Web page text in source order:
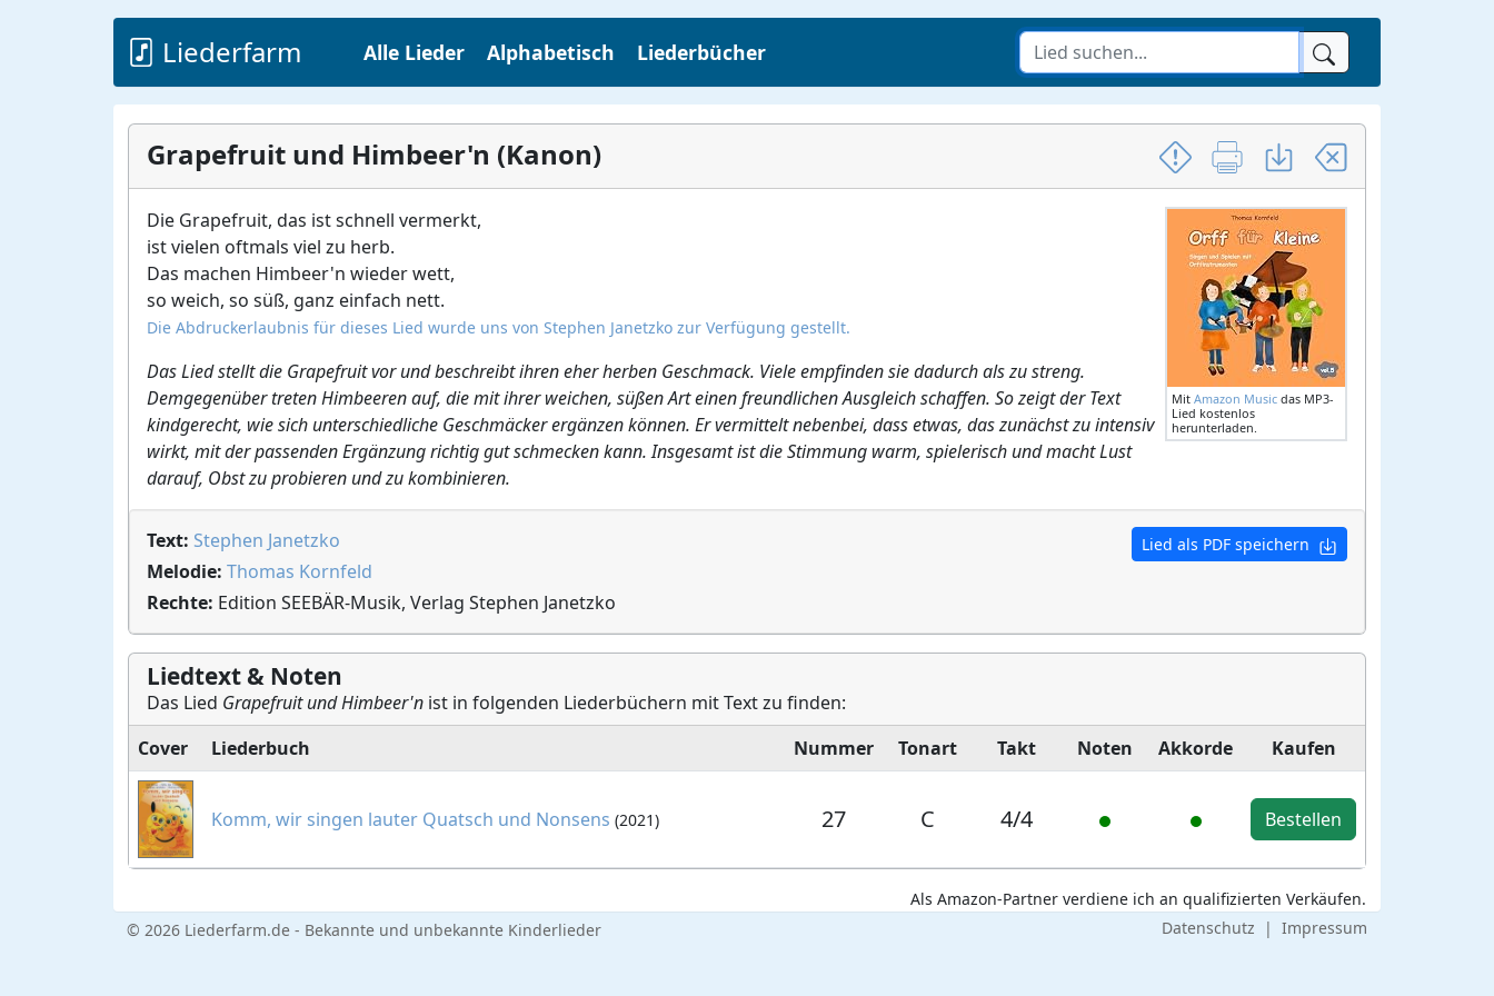
Liederfarm Alle Lieder Alphabetisch Liederbücher
Grapefruit und Himbeer'n (Kanon)
Mit Amazon Music das MP3-
Lied kostenlos
herunterladen.
Die Grapefruit, das ist schnell vermerkt,
ist vielen oftmals viel zu herb.
Das machen Himbeer'n wieder wett,
so weich, so süß, ganz einfach nett.
Die Abdruckerlaubnis für dieses Lied wurde uns von Stephen Janetzko zur Verfügung gestellt.
Das Lied stellt die Grapefruit vor und beschreibt ihren eher herben Geschmack. Viele empfinden sie dadurch als zu streng.
Demgegenüber treten Himbeeren auf, die mit ihrer weichen, süßen Art einen freundlichen Ausgleich schaffen. So zeigt der Text
kindgerecht, wie sich unterschiedliche Geschmäcker ergänzen können. Er vermittelt nebenbei, dass etwas, das zunächst zu intensiv
wirkt, mit der passenden Ergänzung richtig gut schmecken kann. Insgesamt ist die Stimmung warm, spielerisch und macht Lust
darauf, Obst zu probieren und zu kombinieren.
Lied als PDF speichern
Text: Stephen Janetzko
Melodie: Thomas Kornfeld
Rechte: Edition SEEBÄR-Musik, Verlag Stephen Janetzko
Liedtext & Noten
Das Lied Grapefruit und Himbeer'n ist in folgenden Liederbüchern mit Text zu finden:
Cover
Liederbuch Nummer Tonart Takt Noten Akkorde Kaufen
Komm, wir singen lauter Quatsch und Nonsens (2021) 27 C 4/4 Bestellen
Als Amazon-Partner verdiene ich an qualifizierten Verkäufen.
© 2026 Liederfarm.de - Bekannte und unbekannte Kinderlieder
Datenschutz | Impressum